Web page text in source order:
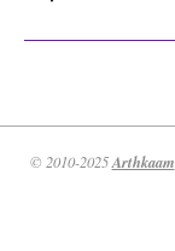
© 2010-2025Arthkaam